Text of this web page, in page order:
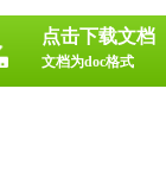
点击下载文档
文档为doc格式